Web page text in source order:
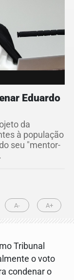
Eduardo
da
à população
seu "mentor-
A- A+
Tribunal
o voto
condenar o